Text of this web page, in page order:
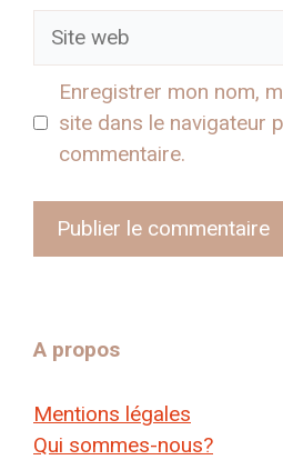
Site
Enregistrer mon nom,
site dans le navigateur
commentaire.
A propos
Mentions légales
Qui sommes-nous?